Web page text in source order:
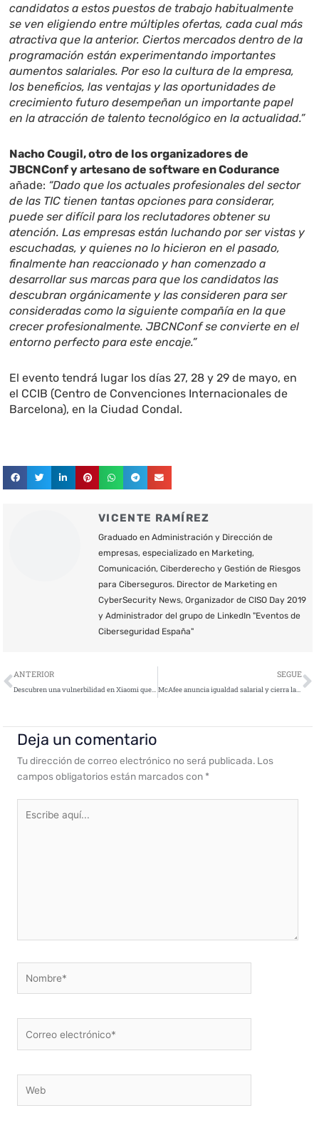
candidatos a estos puestos de trabajo habitualmente
se ven eligiendo entre múltiples ofertas, cada cual más
atractiva que la anterior. Ciertos mercados dentro de la
programación están experimentando importantes
aumentos salariales. Por eso la cultura de la empresa,
los beneficios, las ventajas y las oportunidades de
crecimiento futuro desempeñan un importante papel
en la atracción de talento tecnológico en la actualidad.”
Nacho Cougil, otro de los organizadores de
JBCNConf y artesano de software en Codurance
añade: “Dado que los actuales profesionales del sector
de las TIC tienen tantas opciones para considerar,
puede ser difícil para los reclutadores obtener su
atención. Las empresas están luchando por ser vistas y
escuchadas, y quienes no lo hicieron en el pasado,
finalmente han reaccionado y han comenzado a
desarrollar sus marcas para que los candidatos las
descubran orgánicamente y las consideren para ser
consideradas como la siguiente compañía en la que
crecer profesionalmente. JBCNConf se convierte en el
entorno perfecto para este encaje.”
El evento tendrá lugar los días 27, 28 y 29 de mayo, en
el CCIB (Centro de Convenciones Internacionales de
Barcelona), en la Ciudad Condal.
VICENTE RAMÍREZ
Graduado en Administración y Dirección de
empresas, especializado en Marketing,
Comunicación, Ciberderecho y Gestión de Riesgos
para Ciberseguros. Director de Marketing en
CyberSecurity News, Organizador de CISO Day 2019
y Administrador del grupo de LinkedIn "Eventos de
Ciberseguridad España"
Ant
ANTERIOR
Descubren una vulnerbilidad en Xiaomi que deja expuestos a sus usuarios frente a ataques Man-in-the-Middle
SEGUE
McAfee anuncia igualdad salarial y cierra la brecha de género en toda la compañía
Deja un comentario
Tu dirección de correo electrónico no será publicada. Los
campos obligatorios están marcados con *
aquí...
electrónico*